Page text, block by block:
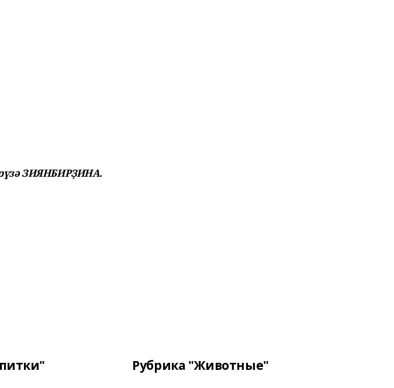
ЗИЯНБИРҘИНА.
Рубрика "Животные"